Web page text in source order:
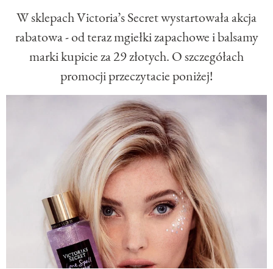
W sklepach Victoria’s Secret wystartowała akcja
rabatowa - od teraz mgiełki zapachowe i balsamy
marki kupicie za 29 złotych. O szczegółach
promocji przeczytacie poniżej!